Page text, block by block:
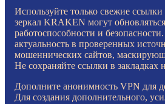
Используйте только свежие
зеркал KRAKEN могут
работоспособности и
актуальность в проверенных
мошеннических сайтов,
Не сохраняйте ссылки в закладках
Дополните анонимность VPN для
Для создания дополнительного,